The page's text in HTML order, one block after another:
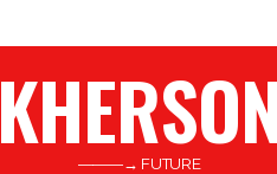
KHERSON
———→ FUTURE